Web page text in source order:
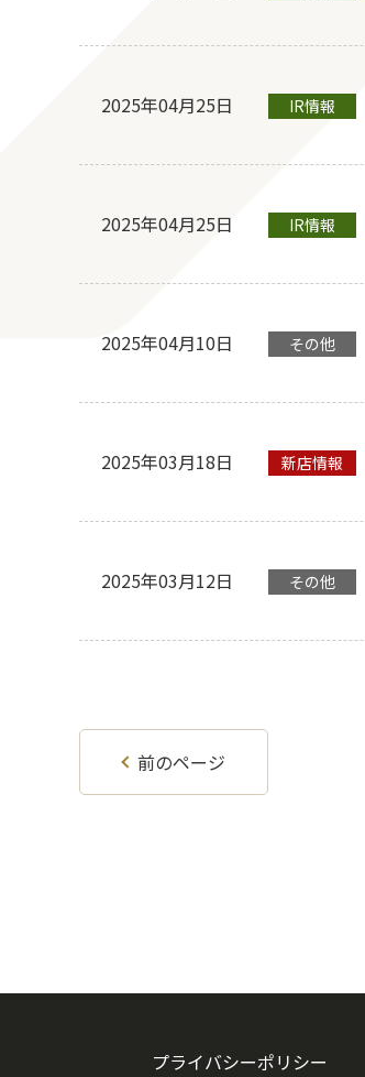
2025年04月25日 IR情報
2025年04月25日 IR情報
2025年04月10日 その他
2025年03月18日 新店情報
2025年03月12日 その他
前のページ
プライバシーポリシー